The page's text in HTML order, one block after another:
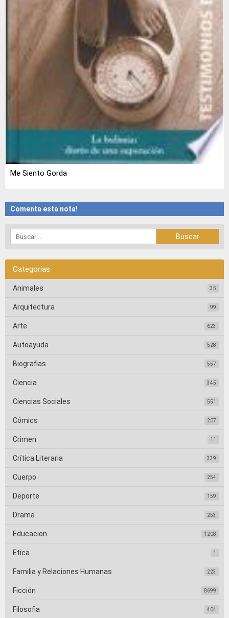
Me Siento Gorda
Comenta esta nota!
Categorías
Animales 35
Arquitectura 99
Arte 623
Autoayuda 528
Biografias 557
Ciencia 345
Ciencias Sociales 551
Cómics 207
Crimen 11
Crítica Literaria 339
Cuerpo 254
Deporte 159
Drama 253
Educacion 1208
Etica 1
Familia y Relaciones Humanas 223
Ficción 8699
Filosofia 404